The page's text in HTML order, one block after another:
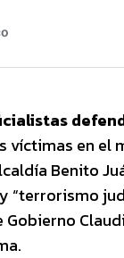
víctimas en el
Benito
y “terrorismo
Gobierno